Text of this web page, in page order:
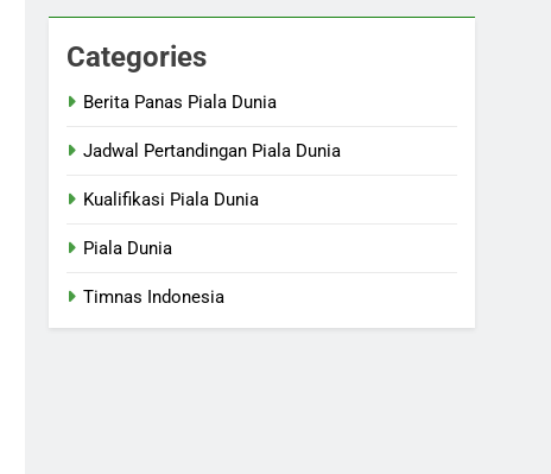
Categories
Berita Panas Piala Dunia
Jadwal Pertandingan Piala Dunia
Kualifikasi Piala Dunia
Piala Dunia
Timnas Indonesia